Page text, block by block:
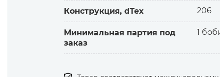
Рекомендуется для вышивки с
вышивальных машин.
Какие особенности и выгоды
— Наилучший эффект достигается
Конструкция, dTex 206
Минимальная партия под
заказ
1